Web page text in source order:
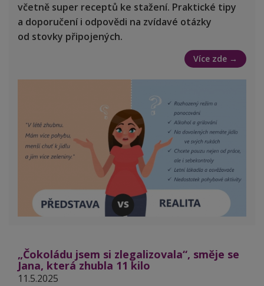
včetně super receptů ke stažení. Praktické tipy
a doporučení i odpovědi na zvídavé otázky
od stovky připojených.
Více zde →
„Čokoládu jsem si zlegalizovala“, směje se
Jana, která zhubla 11 kilo
11.5.2025